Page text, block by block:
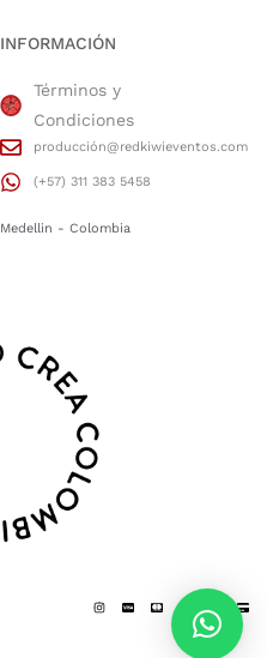
INFORMACIÓN
Términos y
Condiciones
producción@redkiwieventos.com
(+57) 311 383 5458
Medellin - Colombia